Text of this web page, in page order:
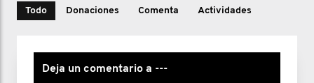
Todo Donaciones Comenta Actividades
Deja un comentario a ---